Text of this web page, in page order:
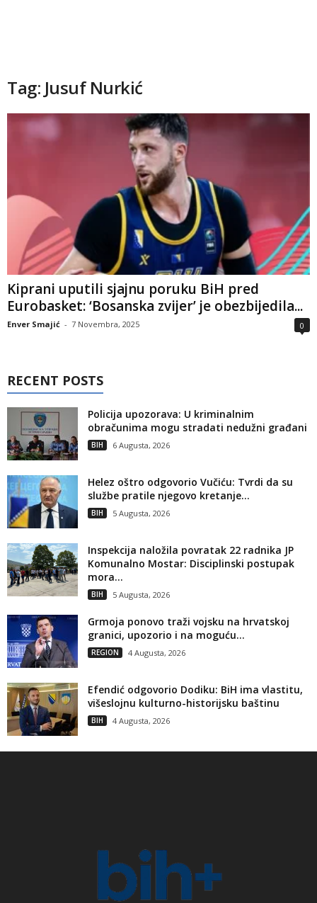
Tag: Jusuf Nurkić
Kiprani uputili sjajnu poruku BiH pred
Eurobasket: ‘Bosanska zvijer’ je obezbijedila...
Enver Smajić - 7 Novembra, 2025 0
RECENT POSTS
Policija upozorava: U kriminalnim
obračunima mogu stradati nedužni građani
BIH 6 Augusta, 2026
Helez oštro odgovorio Vučiću: Tvrdi da su
službe pratile njegovo kretanje...
BIH 5 Augusta, 2026
Inspekcija naložila povratak 22 radnika JP
Komunalno Mostar: Disciplinski postupak
mora...
BIH 5 Augusta, 2026
Grmoja ponovo traži vojsku na hrvatskoj
granici, upozorio i na moguću...
REGION 4 Augusta, 2026
Efendić odgovorio Dodiku: BiH ima vlastitu,
višeslojnu kulturno-historijsku baštinu
BIH 4 Augusta, 2026